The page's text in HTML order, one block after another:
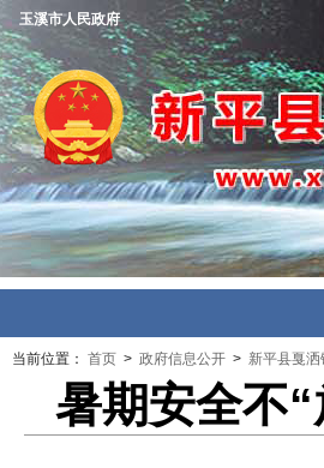
玉溪市人民政府
当前位置： 首页 > 政府信息公开 > 新平县戛
暑期安全不